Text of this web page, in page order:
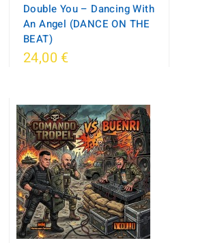
Double You – Dancing With
An Angel (DANCE ON THE
BEAT)
24,00 €